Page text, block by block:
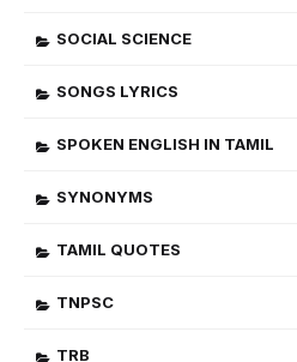
SOCIAL SCIENCE
SONGS LYRICS
SPOKEN ENGLISH IN TAMIL
SYNONYMS
TAMIL QUOTES
TNPSC
TRB